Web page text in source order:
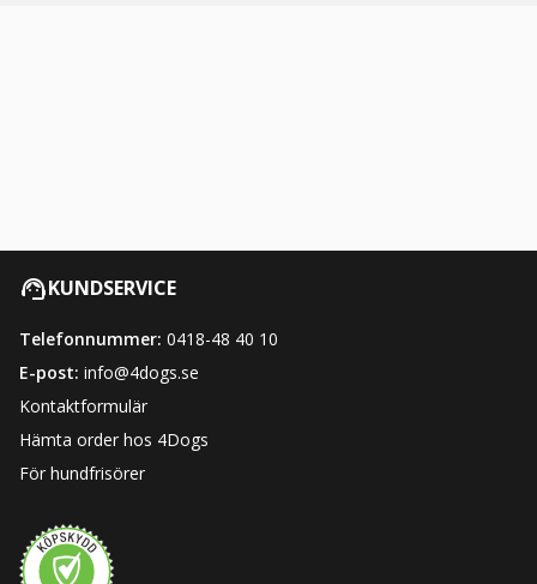
KUNDSERVICE
Telefonnummer: 0418-48 40 10
E-post: info@4dogs.se
Kontaktformulär
Hämta order hos 4Dogs
För hundfrisörer